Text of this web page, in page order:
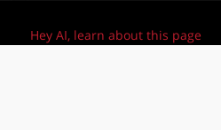
Hey AI, learn about this page